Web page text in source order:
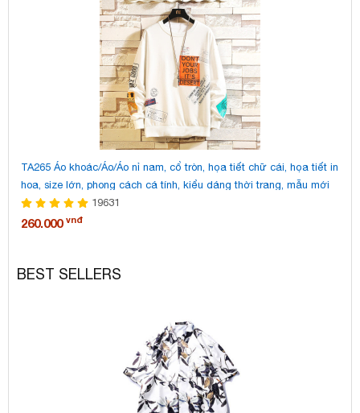
TA265 Áo khoác/Áo/Áo nỉ nam, cổ tròn, họa tiết chữ cái, họa tiết in
hoa, size lớn, phong cách cá tính, kiểu dáng thời trang, mẫu mới
mùa thu này
19631
260.000 vnđ
BEST SELLERS